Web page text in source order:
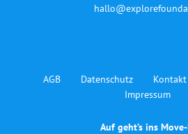
AGB Datenschutz Kontakt
Impressum
Auf geht’s ins